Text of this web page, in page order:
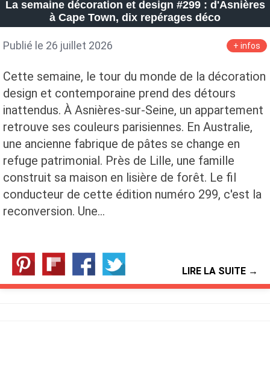
La semaine décoration et design #299 : d'Asnières
à Cape Town, dix repérages déco
Publié le 26 juillet 2026 + infos
Cette semaine, le tour du monde de la décoration
design et contemporaine prend des détours
inattendus. À Asnières-sur-Seine, un appartement
retrouve ses couleurs parisiennes. En Australie,
une ancienne fabrique de pâtes se change en
refuge patrimonial. Près de Lille, une famille
construit sa maison en lisière de forêt. Le fil
conducteur de cette édition numéro 299, c'est la
reconversion. Une…
LIRE LA SUITE →